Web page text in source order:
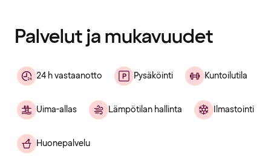
Palvelut ja mukavuudet
24 h vastaanotto Pysäköinti Kuntoilutila
Uima-allas Lämpötilan hallinta Ilmastointi
Huonepalvelu